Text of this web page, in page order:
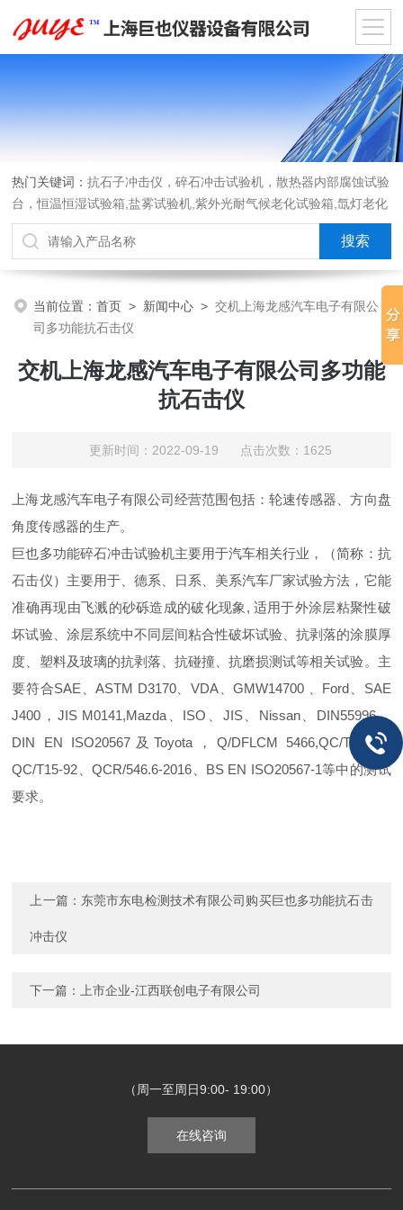
热门关键词：抗石子冲击仪，碎石冲击试验机，散热器内部腐蚀试验
台，恒温恒湿试验箱,盐雾试验机,紫外光耐气候老化试验箱,氙灯老化
试验箱，沙尘试验箱，淋雨试验箱，汽车内饰材料燃烧试验机
当前位置：首页 > 新闻中心 >交机上海龙感汽车电子有限公
司多功能抗石击仪
交机上海龙感汽车电子有限公司多功能
抗石击仪
更新时间：2022-09-19 点击次数：1625
上海龙感汽车电子有限公司经营范围包括：轮速传感器、方向盘
角度传感器的生产。
巨也多功能碎石冲击试验机主要用于汽车相关行业，（简称：抗
石击仪）主要用于、德系、日系、美系汽车厂家试验方法，它能
准确再现由飞溅的砂砾造成的破化现象, 适用于外涂层粘聚性破
坏试验、涂层系统中不同层间粘合性破坏试验、抗剥落的涂膜厚
度、塑料及玻璃的抗剥落、抗碰撞、抗磨损测试等相关试验。主
要符合SAE、ASTM D3170、VDA、GMW14700 、Ford、SAE
J400，JIS M0141,Mazda、ISO、JIS、Nissan、DIN55996、
DIN EN ISO20567及Toyota，Q/DFLCM 5466,QC/T468、
QC/T15-92、QCR/546.6-2016、BS EN ISO20567-1等中的测试
要求。
上一篇： 东莞市东电检测技术有限公司购买巨也多功能抗石击
冲击仪
下一篇： 上市企业-江西联创电子有限公司
（周一至周日9:00- 19:00）
在线咨询